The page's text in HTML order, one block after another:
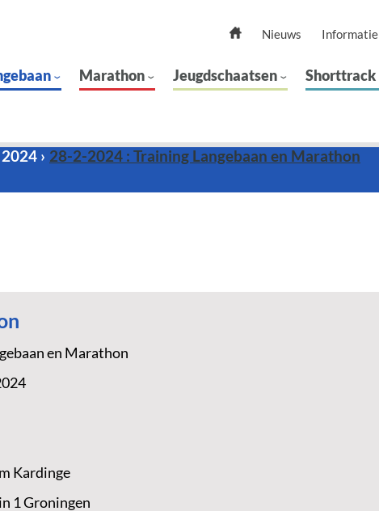
Nieuws Informatie
Marathon Jeugdschaatsen Shorttrack
28-2-2024 : Training Langebaan en Marathon
en Marathon
Kardinge
1 Groningen